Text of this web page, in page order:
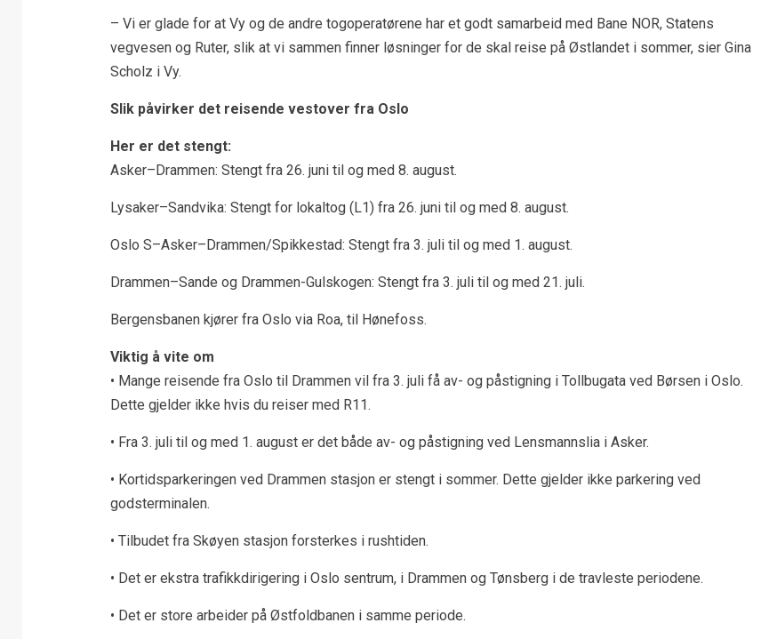
– Vi er glade for at Vy og de andre togoperatørene har et godt samarbeid med Bane NOR, Statens
vegvesen og Ruter, slik at vi sammen finner løsninger for de skal reise på Østlandet i sommer, sier Gina
Scholz i Vy.
Slik påvirker det reisende vestover fra Oslo
Her er det stengt:
Asker–Drammen: Stengt fra 26. juni til og med 8. august.
Lysaker–Sandvika: Stengt for lokaltog (L1) fra 26. juni til og med 8. august.
Oslo S–Asker–Drammen/Spikkestad: Stengt fra 3. juli til og med 1. august.
Drammen–Sande og Drammen-Gulskogen: Stengt fra 3. juli til og med 21. juli.
Bergensbanen kjører fra Oslo via Roa, til Hønefoss.
Viktig å vite om
• Mange reisende fra Oslo til Drammen vil fra 3. juli få av- og påstigning i Tollbugata ved Børsen i Oslo.
Dette gjelder ikke hvis du reiser med R11.
• Fra 3. juli til og med 1. august er det både av- og påstigning ved Lensmannslia i Asker.
• Kortidsparkeringen ved Drammen stasjon er stengt i sommer. Dette gjelder ikke parkering ved
godsterminalen.
• Tilbudet fra Skøyen stasjon forsterkes i rushtiden.
• Det er ekstra trafikkdirigering i Oslo sentrum, i Drammen og Tønsberg i de travleste periodene.
• Det er store arbeider på Østfoldbanen i samme periode.